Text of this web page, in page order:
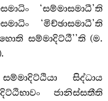
‘සම්මාසමාධී’ති
‘මිච්ඡාසමාධී’ති
සම්මාදිට්ඨී’’ති (ම.
සිද්ධාය
ජානිස්සතීති